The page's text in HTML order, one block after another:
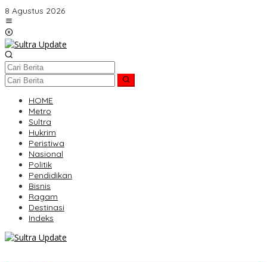
Lewati
ke
konten
8 Agustus 2026
HOME
Metro
Sultra
Hukrim
Peristiwa
Nasional
Politik
Pendidikan
Bisnis
Ragam
Destinasi
Indeks